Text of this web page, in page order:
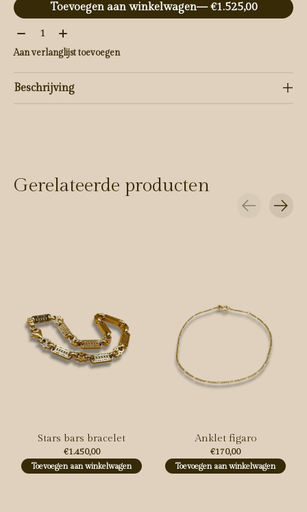
Toevoegen aan winkelwagen
— €1.525,00
Aantal:
Aan verlanglijst toevoegen
Beschrijving
Gerelateerde producten
Stars bars bracelet
€1.450,00
Toevoegen aan winkelwagen
Anklet figaro
€170,00
Toevoegen aan winkelwagen